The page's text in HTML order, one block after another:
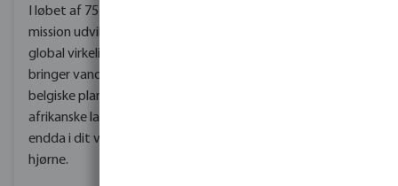
I løbet af 75 år har vores
mission udviklet sig til en
global virkelighed. Vi
bringer vand til live. I
belgiske planteskoler, i
afrikanske landsbyer og
endda i dit verdens
hjørne.